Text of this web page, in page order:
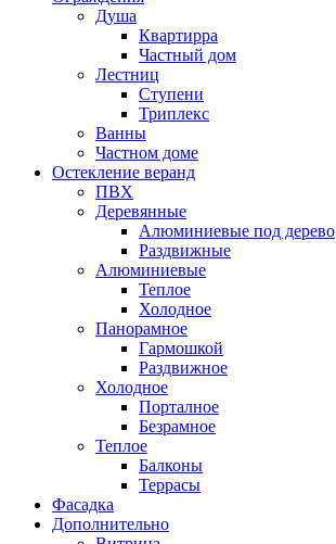
Душа
Квартирра
Частный дом
Лестниц
Ступени
Триплекс
Ванны
Частном доме
Остекление веранд
ПВХ
Деревянные
Алюминиевые под дерево
Раздвижные
Алюминиевые
Теплое
Холодное
Панорамное
Гармошкой
Раздвижное
Холодное
Порталное
Безрамное
Теплое
Балконы
Террасы
Фасадка
Дополнительно